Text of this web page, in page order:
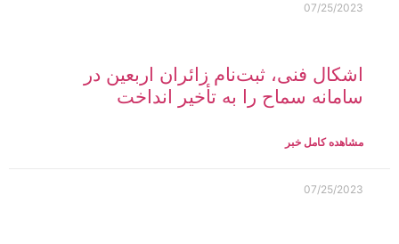
07/25/2023
اشکال فنی، ثبت‌نام زائران اربعین در
سامانه سماح را به تأخیر انداخت
مشاهده کامل خبر
07/25/2023